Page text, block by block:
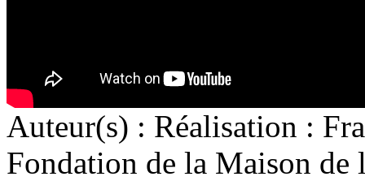
Auteur(s) : Réalisation :
Fondation de la Maison